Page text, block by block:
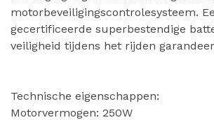
motorbeveiligingscontrolesysteem.
gecertificeerde superbestendige
veiligheid tijdens het rijden
Technische eigenschappen:
Motorvermogen: 250W